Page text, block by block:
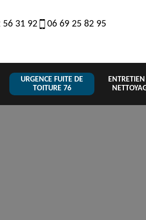
56 31 92 06 69 25 82 95
URGENCE FUITE DE
TOITURE 76
de